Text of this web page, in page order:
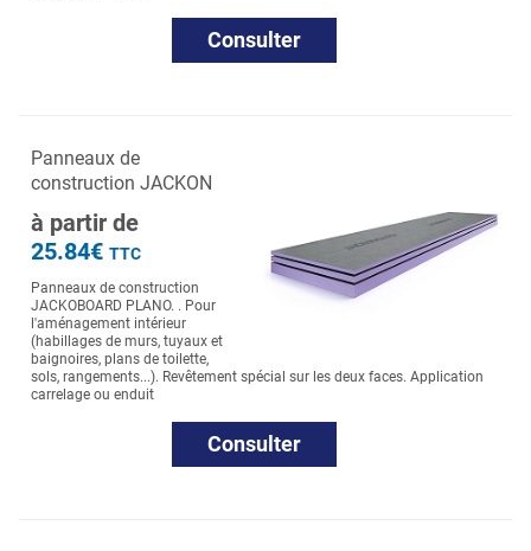
Consulter
Panneaux de
construction JACKON
à partir de
25.84€ TTC
Panneaux de construction
JACKOBOARD PLANO. . Pour
l'aménagement intérieur
(habillages de murs, tuyaux et
baignoires, plans de toilette,
sols, rangements...). Revêtement spécial sur les deux faces. Application
carrelage ou enduit
Consulter